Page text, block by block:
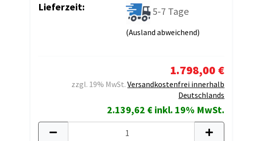
Lieferzeit: 5-7 Tage
(Ausland abweichend)
1.798,00 €
zzgl. 19% MwSt.Versandkostenfrei innerhalb
Deutschlands
2.139,62 € inkl. 19% MwSt.